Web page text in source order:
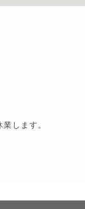
します。